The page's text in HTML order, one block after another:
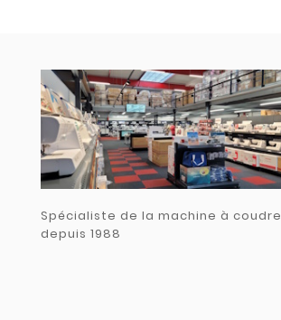
Spécialiste de la machine à coudre
depuis 1988